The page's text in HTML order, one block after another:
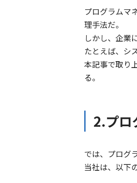
プログラムマ
理手法だ。
しかし、企業
たとえば、シ
本記事で取り
る。
2.プロ
では、プログ
当社は、以下